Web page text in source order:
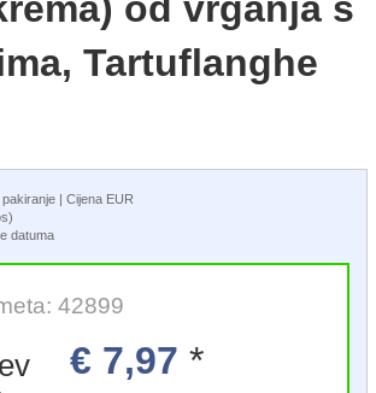
Tartuflanghe
| Cijena EUR
datuma
42899
€ 7,97 *